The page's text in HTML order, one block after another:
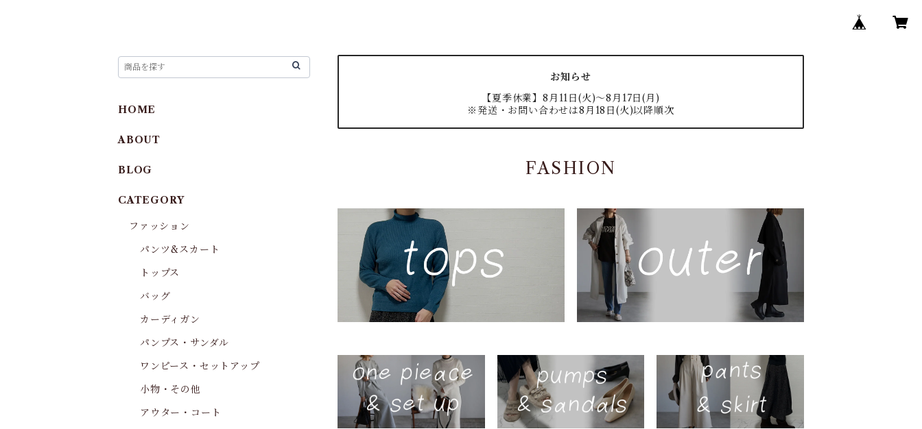
お知らせ
【夏季休業】8月11日(火)〜8月17日(月)
※発送・お問い合わせは8月18日(火)以降順次
FASHION
HOME
ABOUT
BLOG
CATEGORY
ファッション
パンツ&スカート
トップス
バッグ
カーディガン
パンプス・サンダル
ワンピース・セットアップ
小物・その他
アウター・コート